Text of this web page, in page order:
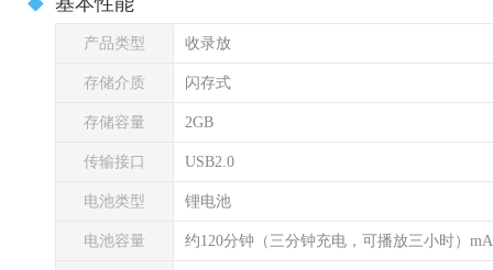
产品类型 收录放
存储介质 闪存式
存储容量 2GB
传输接口 USB2.0
电池类型 锂电池
电池容量 约120分钟（三分钟充电，可播放三小时）